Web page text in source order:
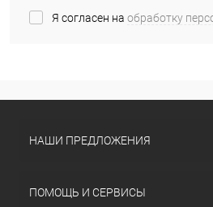
Я согласен на обработку
НАШИ ПРЕДЛОЖЕНИЯ
ПОМОЩЬ И СЕРВИСЫ